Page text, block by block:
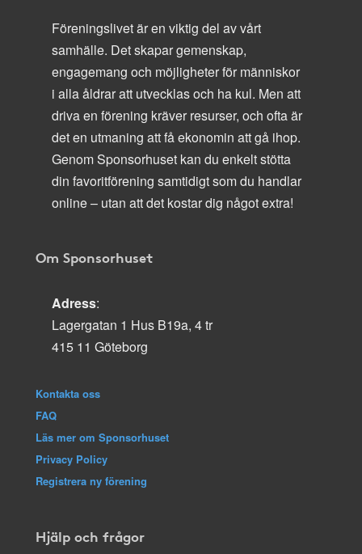
Föreningslivet är en viktig del av vårt
samhälle. Det skapar gemenskap,
engagemang och möjligheter för människor
i alla åldrar att utvecklas och ha kul. Men att
driva en förening kräver resurser, och ofta är
det en utmaning att få ekonomin att gå ihop.
Genom Sponsorhuset kan du enkelt stötta
din favoritförening samtidigt som du handlar
online – utan att det kostar dig något extra!
Om Sponsorhuset
Adress:
Lagergatan 1 Hus B19a, 4 tr
415 11 Göteborg
Kontakta oss
FAQ
Läs mer om Sponsorhuset
Privacy Policy
Registrera ny förening
Hjälp och frågor